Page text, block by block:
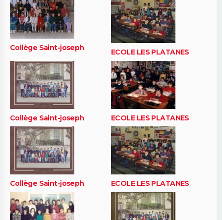
Collège Saint-joseph ECOLE LES PLATANES
Collège Saint-joseph ECOLE LES PLATANES
Collège Saint-joseph ECOLE LES PLATANES